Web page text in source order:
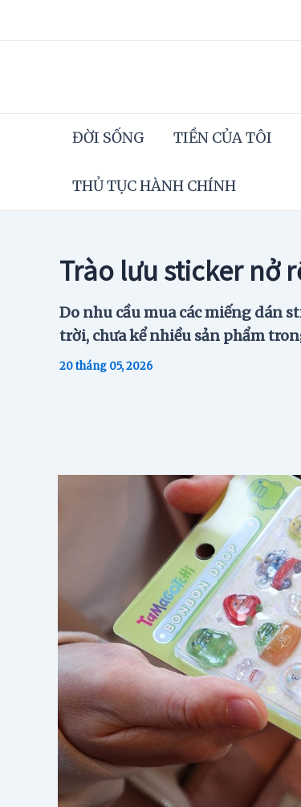
ĐỜI SỐNG TIỀN CỦA TÔI
THỦ TỤC HÀNH CHÍNH
Trào lưu sticker nở
Do nhu cầu mua các miếng dán
trời, chưa kể nhiều sản phẩm
20 tháng 05, 2026